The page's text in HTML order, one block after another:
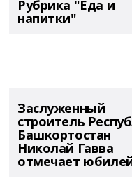
Рубрика "Еда и
напитки"
Заслуженный
строитель
Башкортостан
Николай Гавва
отмечает